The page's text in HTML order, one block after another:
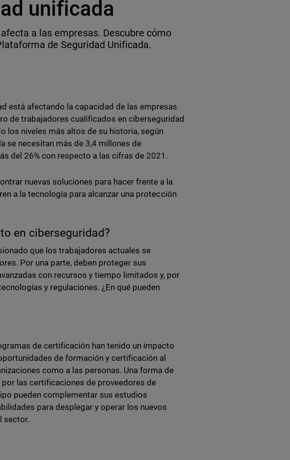
unificada
a las empresas. Descubre cómo
de Seguridad Unificada.
está afectando la capacidad de las empresas
de trabajadores cualificados en ciberseguridad
los niveles más altos de su historia, según
se necesitan más de 3,4 millones de
del 26% con respecto a las cifras de 2021.
nuevas soluciones para hacer frente a la
a la tecnología para alcanzar una protección
en ciberseguridad?
que los trabajadores actuales se
Por una parte, deben proteger sus
con recursos y tiempo limitados y, por
y regulaciones. ¿En qué pueden
de certificación han tenido un impacto
de formación y certificación al
como a las personas. Una forma de
las certificaciones de proveedores de
pueden complementar sus estudios
para desplegar y operar los nuevos
sector.